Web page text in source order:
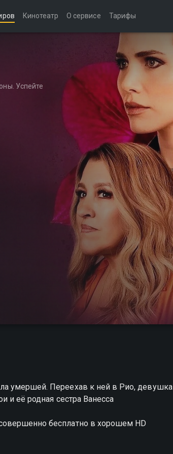
Кинотеатр О сервисе Тарифы
Успейте
умершей. Переехав к ней в Рио, девушка
и её родная сестра Ванесса
бесплатно в хорошем HD